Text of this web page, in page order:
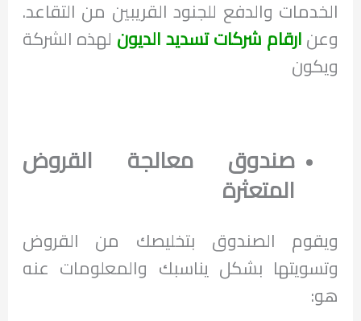
الخدمات والدفع للجنود القريبين من التقاعد.
وعنارقام شركات تسديد الديون لهذه الشركة
ويكون
صندوق معالجة القروض
المتعثرة
ويقوم الصندوق بتخليصك من القروض
وتسويتها بشكل يناسبك والمعلومات عنه
هو: